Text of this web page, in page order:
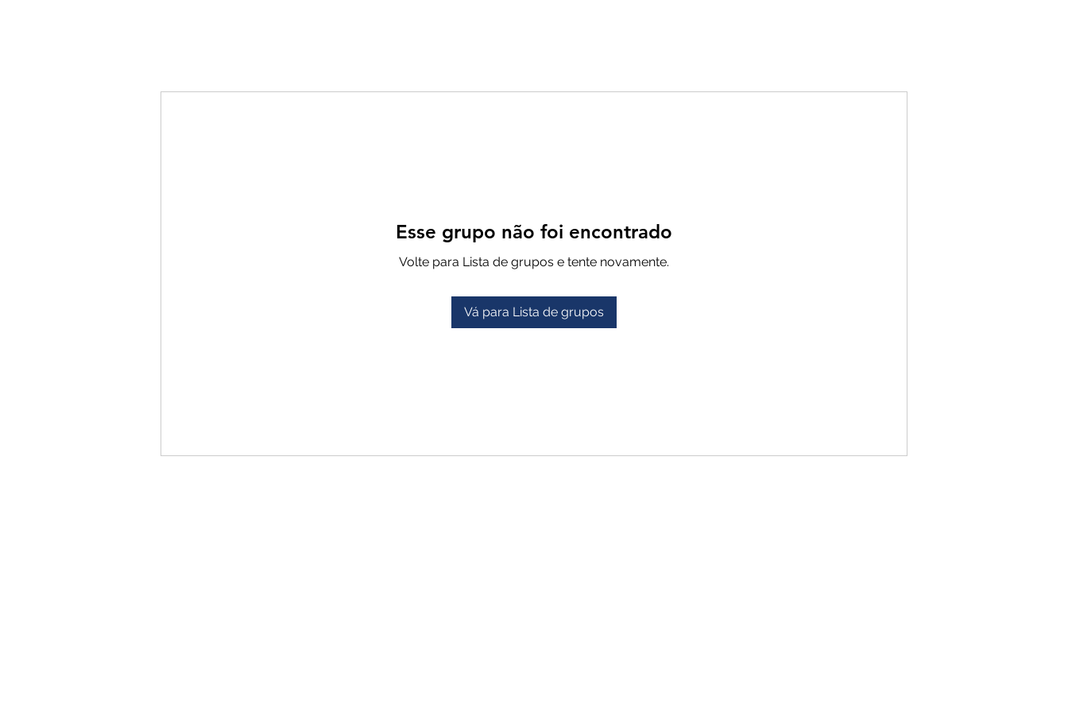
Esse grupo não foi encontrado
Volte para Lista de grupos e tente novamente.
Vá para Lista de grupos